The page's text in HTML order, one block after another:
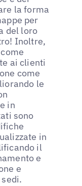
la forma
per
del loro
Inoltre,
ai clienti
come
le
in
sono
in
il
e
e